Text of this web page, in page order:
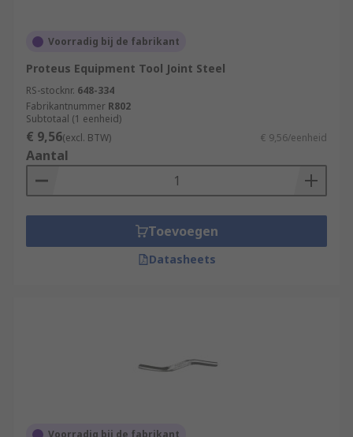
Voorradig bij de fabrikant
Proteus Equipment Tool Joint Steel
RS-stocknr. 648-334
Fabrikantnummer R802
Subtotaal (1 eenheid)
€ 9,56(excl. BTW) € 9,56/eenheid
Aantal
Toevoegen
Datasheets
Voorradig bij de fabrikant